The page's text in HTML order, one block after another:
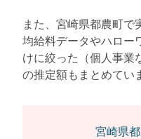
また、宮崎県都農町で
均給料データやハロー
けに絞った（個人事業
の推定額もまとめてい
宮崎県